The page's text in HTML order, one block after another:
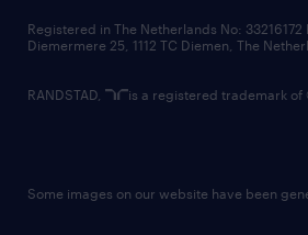
Registered in The Netherlands No:
Diemermere 25, 1112 TC Diemen, The
RANDSTAD, is a registered trademark of
Some images on our website have been